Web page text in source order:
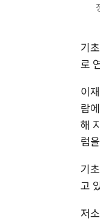
기
로
이
람
해
럼
기
고
저